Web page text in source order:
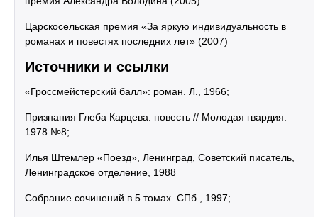
Царскосельская премия «За яркую индивидуальность в
романах и повестях последних лет» (2007)
Источники и ссылки
«Гроссмейстерский балл»: роман. Л., 1966;
Признания Глеба Карцева: повесть // Молодая гвардия.
1978 №8;
Илья Штемлер «Поезд», Ленинград, Советский писатель,
Ленинградское отделение, 1988
Собрание сочинений в 5 томах. СПб., 1997;